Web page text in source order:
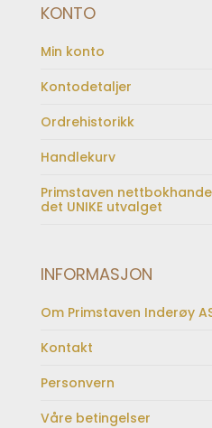
KONTO
Min konto
Kontodetaljer
Ordrehistorikk
Handlekurv
Primstaven
det UNIKE utvalget
INFORMASJON
Om Primstaven Inderøy
Kontakt
Personvern
Våre betingelser